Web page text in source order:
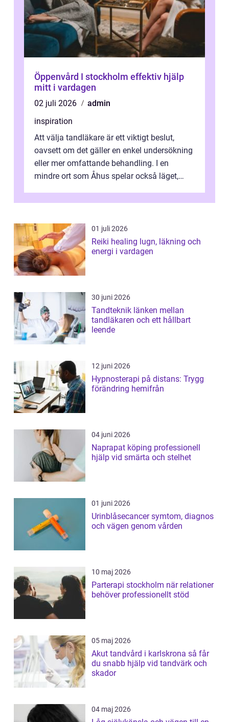
Öppenvård I stockholm effektiv hjälp
mitt i vardagen
02 juli 2026
admin
inspiration
Att välja tandläkare är ett viktigt beslut,
oavsett om det gäller en enkel undersökning
eller mer omfattande behandling. I en
mindre ort som Åhus spelar också läget,
01 juli 2026
Reiki healing lugn, läkning och
energi i vardagen
30 juni 2026
Tandteknik länken mellan
tandläkaren och ett hållbart
leende
12 juni 2026
Hypnosterapi på distans: Trygg
förändring hemifrån
04 juni 2026
Naprapat köping professionell
hjälp vid smärta och stelhet
01 juni 2026
Urinblåsecancer symtom, diagnos
och vägen genom vården
10 maj 2026
Parterapi stockholm när relationer
behöver professionellt stöd
05 maj 2026
Akut tandvård i karlskrona så får
du snabb hjälp vid tandvärk och
skador
04 maj 2026